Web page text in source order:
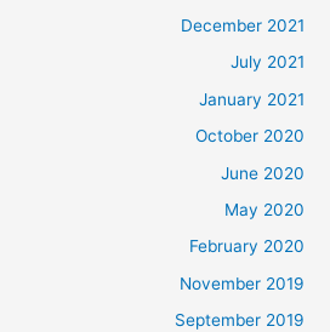
December 2021
July 2021
January 2021
October 2020
June 2020
May 2020
February 2020
November 2019
September 2019